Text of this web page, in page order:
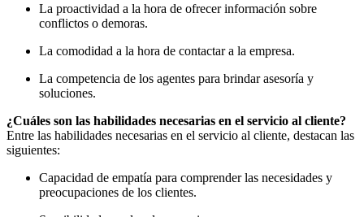
La proactividad a la hora de ofrecer información sobre
conflictos o demoras.
La comodidad a la hora de contactar a la empresa.
La competencia de los agentes para brindar asesoría y
soluciones.
¿Cuáles son las habilidades necesarias en el servicio al cliente?
Entre las habilidades necesarias en el servicio al cliente, destacan las
siguientes:
Capacidad de empatía para comprender las necesidades y
preocupaciones de los clientes.